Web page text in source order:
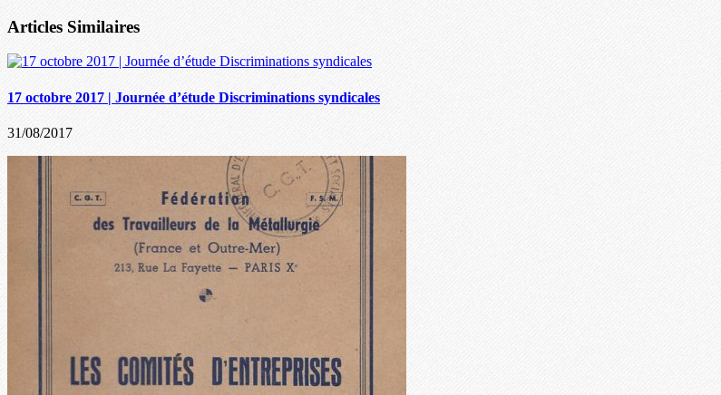
Articles Similaires
17 octobre 2017 | Journée d’étude Discriminations syndicales
31/08/2017